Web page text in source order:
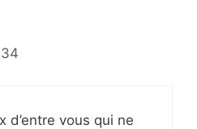
d’entre vous qui ne